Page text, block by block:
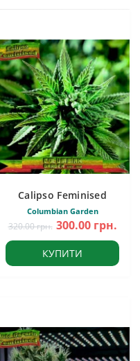
Calipso Feminised
Columbian Garden
320.00 грн. 300.00 грн.
КУПИТИ